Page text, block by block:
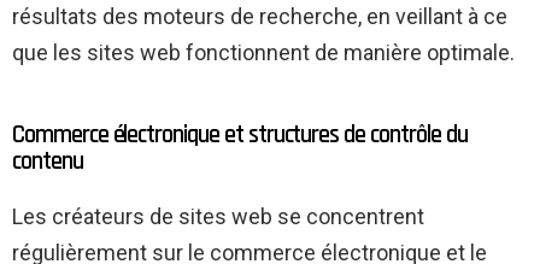
résultats des moteurs de recherche, en veillant à ce
que les sites web fonctionnent de manière optimale.
Commerce électronique et structures de contrôle du
contenu
Les créateurs de sites web se concentrent
régulièrement sur le commerce électronique et le